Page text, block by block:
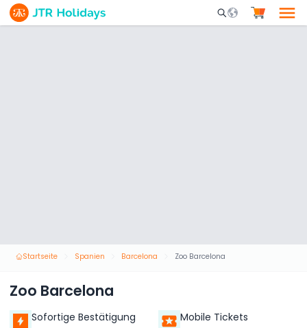
Mobile Search
Startseite Spanien Barcelona Zoo Barcelona
Zoo Barcelona
Sofortige Bestätigung Mobile Tickets